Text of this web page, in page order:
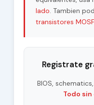
lado. Tambien
transistores
Registrate
BIOS,
Todo